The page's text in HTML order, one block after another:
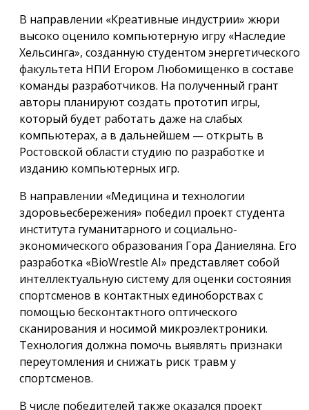
В направлении «Креативные индустрии» жюри
высоко оценило компьютерную игру «Наследие
Хельсинга», созданную студентом энергетического
факультета НПИ Егором Любомищенко в составе
команды разработчиков. На полученный грант
авторы планируют создать прототип игры,
который будет работать даже на слабых
компьютерах, а в дальнейшем — открыть в
Ростовской области студию по разработке и
изданию компьютерных игр.
В направлении «Медицина и технологии
здоровьесбережения» победил проект студента
института гуманитарного и социально-
экономического образования Гора Даниеляна. Его
разработка «BioWrestle AI» представляет собой
интеллектуальную систему для оценки состояния
спортсменов в контактных единоборствах с
помощью бесконтактного оптического
сканирования и носимой микроэлектроники.
Технология должна помочь выявлять признаки
переутомления и снижать риск травм у
спортсменов.
В числе победителей также оказался проект